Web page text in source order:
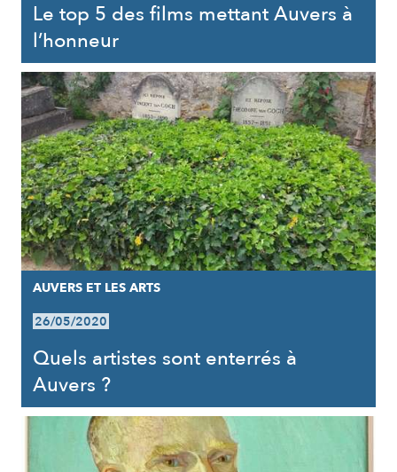
Le top 5 des films mettant Auvers à
l’honneur
AUVERS ET LES ARTS
26/05/2020
Quels artistes sont enterrés à
Auvers ?